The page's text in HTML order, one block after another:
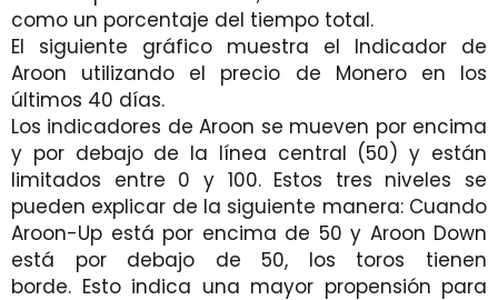
como un porcentaje del tiempo total.
El siguiente gráfico muestra el Indicador de
Aroon utilizando el precio de Monero en los
últimos 40 días.
Los indicadores de Aroon se mueven por encima
y por debajo de la línea central (50) y están
limitados entre 0 y 100. Estos tres niveles se
pueden explicar de la siguiente manera: Cuando
Aroon-Up está por encima de 50 y Aroon Down
está por debajo de 50, los toros tienen
borde. Esto indica una mayor propensión para